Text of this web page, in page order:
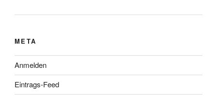
META
Anmelden
Eintrags-Feed